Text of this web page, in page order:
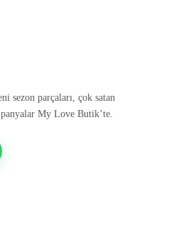
sezon parçaları, çok satan
My Love Butik’te.